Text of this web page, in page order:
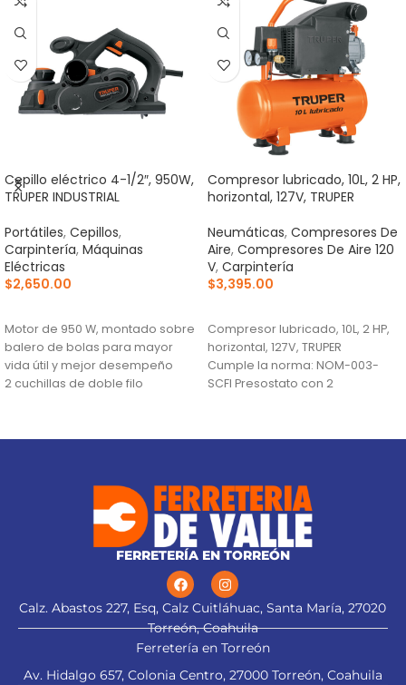
Cepillo eléctrico 4-1/2″, 950W,
TRUPER INDUSTRIAL
Portátiles, Cepillos,
Carpintería, Máquinas
Eléctricas
$2,650.00
Motor de 950 W, montado sobre
balero de bolas para mayor
vida útil y mejor desempeño
2 cuchillas de doble filo
que las de acero alta velocidad
Compresor lubricado, 10L, 2 HP,
horizontal, 127V, TRUPER
Neumáticas, Compresores De
Aire, Compresores De Aire 120
V, Carpintería
$3,395.00
Compresor lubricado, 10L, 2 HP,
horizontal, 127V, TRUPER
Cumple la norma: NOM-003-
SCFI Presostato con 2
FERRETERÍA EN TORREÓN
Calz. Abastos 227, Esq, Calz Cuitláhuac, Santa María, 27020
Torreón, Coahuila
Ferretería en Torreón
Av. Hidalgo 657, Colonia Centro, 27000 Torreón, Coahuila